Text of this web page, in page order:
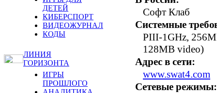
ДЕТЕЙ
КИБЕРСПОРТ
ВИДЕОЖУРНАЛ
КОДЫ
ЛИНИЯ
ГОРИЗОНТА
ИГРЫ
ПРОШЛОГО
Софт Клаб
Системные
PIII-1GHz,
128MB video)
Адрес в сети:
www.swat4.com
Сетевые режимы: